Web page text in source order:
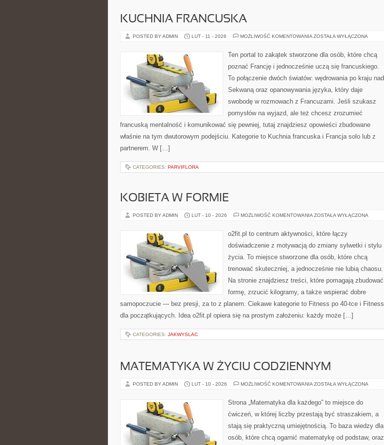
KUCHNIA FRANCUSKA
POSTED BY ADMIN LUT - 11 - 2026 MOŻLIWOŚĆ KOMENTOWANIA KUCHNIA
ZOSTAŁA WYŁĄCZONA
Ten portal to zakątek stworzone dla osób, które chcą
poznać Francję i jednocześnie uczą się francuskiego.
To połączenie dwóch światów: wędrowania po kraju nad
Sekwaną oraz opanowywania języka, który daje
swobodę w rozmowach z Francuzami. Jeśli szukasz
pomysłów na wyjazd, ale też chcesz zrozumieć
francuską mentalność i komunikować się pewniej, tutaj znajdziesz opowieści zbudowane
właśnie na tym dwutorowym podejściu. Kategorie to Kuchnia francuska i Francja solo lub z
partnerem. W […]
CATEGORIES: PARVIFLORA
KOBIETA W FORMIE
POSTED BY ADMIN LUT - 10 - 2026 MOŻLIWOŚĆ KOMENTOWANIA KOBIETA
ZOSTAŁA WYŁĄCZONA
o2fit.pl to centrum aktywności, które łączy
doświadczenie z motywacją do zmiany sylwetki i stylu
życia. To miejsce stworzone dla osób, które chcą
trenować skuteczniej, a jednocześnie nie lubią chaosu.
Na stronie znajdziesz treści, które pomagają zbudować
formę, zrzucić kilogramy, a także wspierać dobre
samopoczucie — bez presji, za to z planem. Ciekawe kategorie to Fitness po 40-tce i Fitness
dla początkujących. Idea o2fit.pl opiera się na prostym założeniu: każdy może […]
CATEGORIES: JAKWYSLAC
MATEMATYKA W ŻYCIU CODZIENNYM
POSTED BY ADMIN LUT - 10 - 2026 MOŻLIWOŚĆ KOMENTOWANIA MATEMATYKA
CODZIENNYM
ZOSTAŁA WYŁĄCZONA
Strona „Matematyka dla każdego” to miejsce do
ćwiczeń, w której liczby przestają być straszakiem, a
stają się praktyczną umiejętnością. To baza wiedzy dla
osób, które chcą ogarnić matematykę od podstaw, oraz